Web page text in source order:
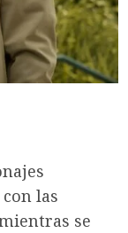
las
se